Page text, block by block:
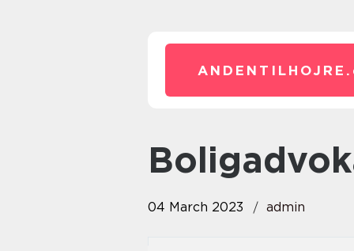
ANDENTILHOJRE.
04 March 2023 admin